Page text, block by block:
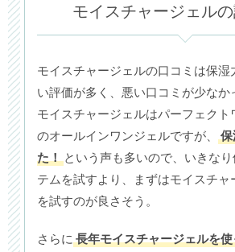
モイスチャージェル
モイスチャージェルの口コミは保湿
い評価が多く、悪い口コミが少なか
モイスチャージェルはパーフェクト
のオールインワンジェルですが、
保
た！
という声も多いので、いきな
テムを試すより、まずはモイスチャ
を試すのが良さそう。
さらに 長年モイスチャージェルを使